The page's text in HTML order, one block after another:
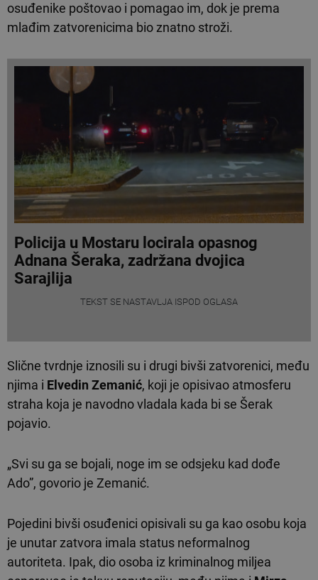
osuđenike poštovao i pomagao im, dok je prema
mlađim zatvorenicima bio znatno stroži.
Policija u Mostaru locirala opasnog
Adnana Šeraka, zadržana dvojica
Sarajlija
TEKST SE NASTAVLJA ISPOD OGLASA
Slične tvrdnje iznosili su i drugi bivši zatvorenici, među
njima i Elvedin Zemanić, koji je opisivao atmosferu
straha koja je navodno vladala kada bi se Šerak
pojavio.
„Svi su ga se bojali, noge im se odsjeku kad dođe
Ado”, govorio je Zemanić.
Pojedini bivši osuđenici opisivali su ga kao osobu koja
je unutar zatvora imala status neformalnog
autoriteta. Ipak, dio osoba iz kriminalnog miljea